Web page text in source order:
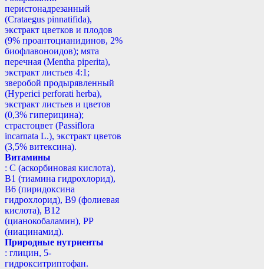
перистонадрезанный
(Crataegus pinnatifida),
экстракт цветков и плодов
(9% проантоцианидинов, 2%
биофлавоноидов); мята
перечная (Mentha piperita),
экстракт листьев 4:1;
зверобой продырявленный
(Hyperici perforati herba),
экстракт листьев и цветов
(0,3% гиперицина);
страстоцвет (Passiflora
incarnata L.), экстракт цветов
(3,5% витексина).
Витамины
: С (аскорбиновая кислота),
B1 (тиамина гидрохлорид),
B6 (пиридоксина
гидрохлорид), B9 (фолиевая
кислота), В12
(цианокобаламин), РР
(ниацинамид).
Природные нутриенты
: глицин, 5-
гидрокситриптофан.